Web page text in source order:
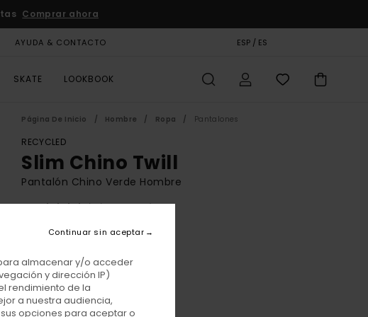
Comprar ahora
AYUDA & CONTACTO ESP / ES
SKATE LOOKBOOK
Página De Inicio Hombre Ropa Pantalones
RECYCLED
Slim Chino Twill
Pantalón Chino Verde Hombre
4.8
ECO-BONUS
36,75 €
OFERTAS
DOBLE PROMO -25% EXTRA
almacenar y/o acceder
y dirección IP)
rendimiento de la
a nuestra audiencia,
opciones para aceptar o
Continuar sin aceptar